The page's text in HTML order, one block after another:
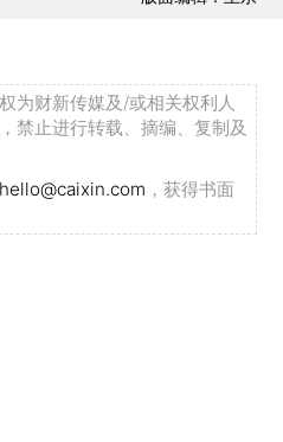
为财新传媒及/或相关权利人
禁止进行转载、摘编、复制及
hello@caixin.com ，获得书面